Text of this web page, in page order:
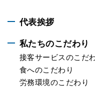
代表挨拶
私たちのこだわり
接客サービスのこだ
食へのこだわり
労務環境のこだわり